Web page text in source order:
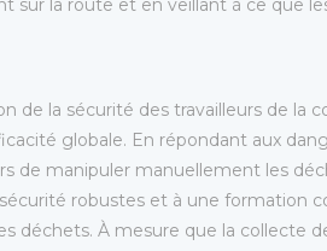
la route et en veillant à ce que
de la sécurité des travailleurs de
globale. En répondant aux
de manipuler manuellement les
robustes et à une formation
À mesure que la collecte